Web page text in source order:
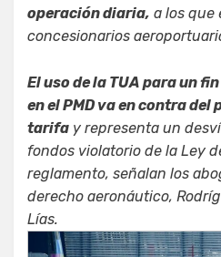
operación diaria, a los que
concesionarios
El uso de la TUA para un
en el PMD va en contra
tarifa y representa un
fondos violatorio de la Ley
reglamento, señalan los
derecho aeronáutico,
Lías.